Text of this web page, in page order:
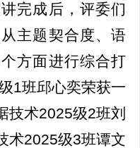
完成后，评委们
主题契合度、语
方面进行综合打
1班邱心奕荣获一
技术2025级2班刘
术2025级3班谭文